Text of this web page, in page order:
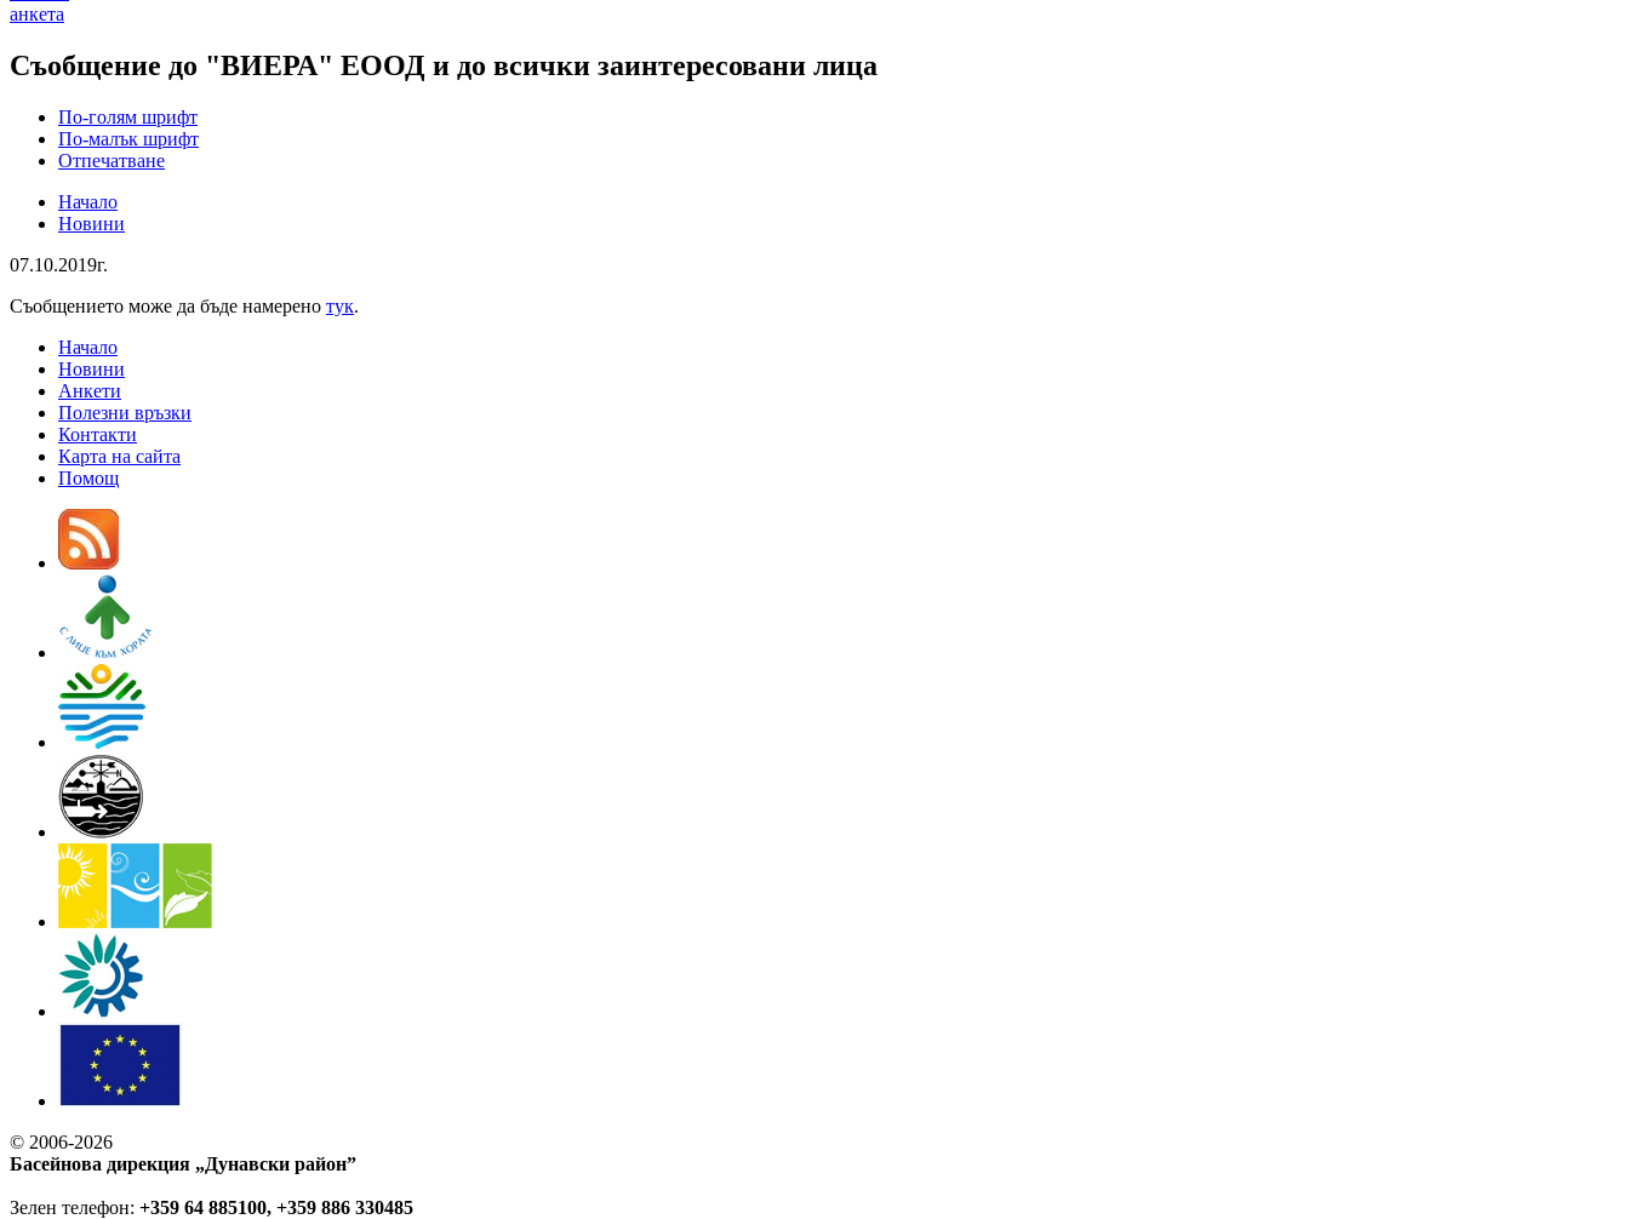
анкета
Съобщение до "ВИЕРА" ЕООД и до всички заинтересовани лица
По-голям шрифт
По-малък шрифт
Отпечатване
Начало
Новини
07.10.2019г.
Съобщението може да бъде намерено тук.
Начало
Новини
Анкети
Полезни връзки
Контакти
Карта на сайта
Помощ
© 2006-2026
Басейнова дирекция „Дунавски район”
Зелен телефон: +359 64 885100, +359 886 330485